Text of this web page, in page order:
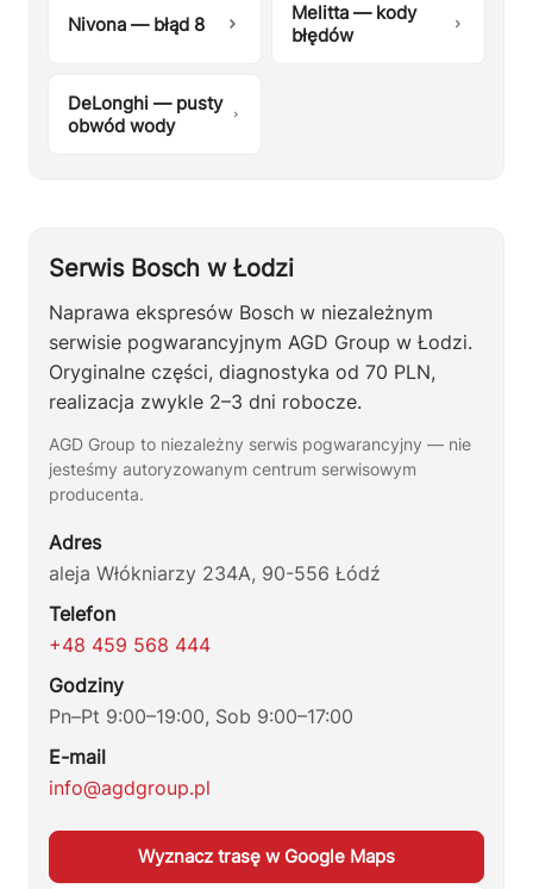
Nivona — błąd 8
Melitta — kody
błędów
DeLonghi — pusty
obwód wody
Serwis Bosch w Łodzi
Naprawa ekspresów Bosch w niezależnym
serwisie pogwarancyjnym AGD Group w Łodzi.
Oryginalne części, diagnostyka od 70 PLN,
realizacja zwykle 2–3 dni robocze.
AGD Group to niezależny serwis pogwarancyjny — nie
jesteśmy autoryzowanym centrum serwisowym
producenta.
Adres
aleja Włókniarzy 234A, 90-556 Łódź
Telefon
+48 459 568 444
Godziny
Pn–Pt 9:00–19:00, Sob 9:00–17:00
E-mail
info@agdgroup.pl
Wyznacz trasę w Google Maps